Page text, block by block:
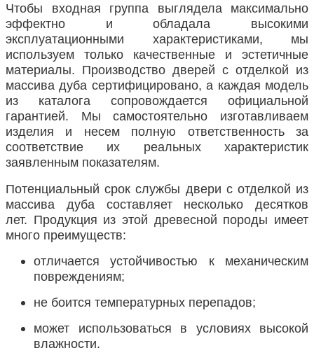
Чтобы входная группа выглядела максимально
эффектно и обладала высокими
эксплуатационными характеристиками, мы
используем только качественные и эстетичные
материалы. Производство дверей с отделкой из
массива дуба сертифицировано, а каждая модель
из каталога сопровождается официальной
гарантией. Мы самостоятельно изготавливаем
изделия и несем полную ответственность за
соответствие их реальных характеристик
заявленным показателям.
Потенциальный срок службы двери с отделкой из
массива дуба составляет несколько десятков
лет. Продукция из этой древесной породы имеет
много преимуществ:
отличается устойчивостью к механическим
повреждениям;
не боится температурных перепадов;
может использоваться в условиях высокой
влажности.